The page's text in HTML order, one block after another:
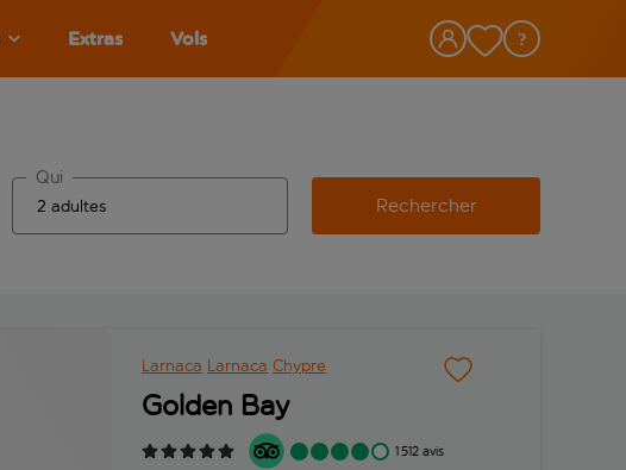
Extras Vols
Qui
Rechercher
Larnaca Larnaca Chypre
Golden Bay
1 512 avis